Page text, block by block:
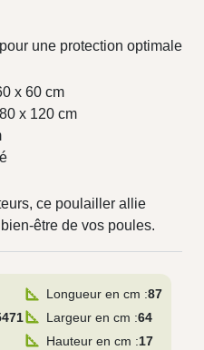
une protection optimale
x 60 cm
x 120 cm
ce poulailler allie
être de vos poules.
Longueur en cm :87
Largeur en cm :64
Hauteur en cm :17